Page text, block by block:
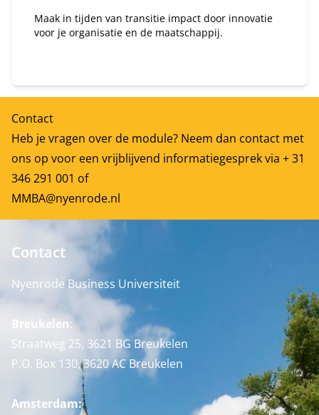
Maak in tijden van transitie impact door innovatie
voor je organisatie en de maatschappij.
Contact
Heb je vragen over de module? Neem dan contact met
ons op voor een vrijblijvend informatiegesprek via + 31
346 291 001 of
MMBA@nyenrode.nl
Contact
Nyenrode Business Universiteit
Breukelen:
Straatweg 25, 3621 BG Breukelen
P.O. Box 130, 3620 AC Breukelen
Amsterdam: